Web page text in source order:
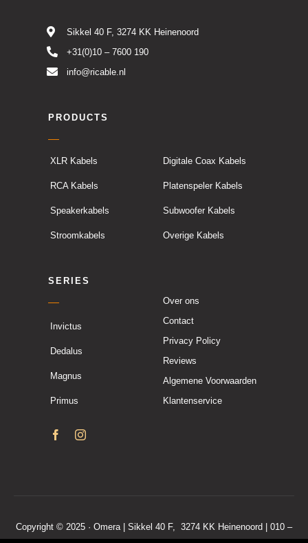
Sikkel 40 F, 3274 KK Heinenoord
+31(0)10 – 7600 190
info@ricable.nl
PRODUCTS
SERIES
Digitale Coax Kabels
Platenspeler Kabels
Subwoofer Kabels
Overige Kabels
XLR Kabels
RCA Kabels
Speakerkabels
Stroomkabels
Invictus
Dedalus
Magnus
Primus
Over ons
Contact
Privacy Policy
Reviews
Algemene Voorwaarden
Klantenservice
Copyright © 2025 · Omera | Sikkel 40 F, 3274 KK Heinenoord | 010 –